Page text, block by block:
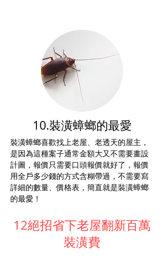
10.裝潢蟑螂的最愛
裝潢蟑螂喜歡找上老屋、老透天的屋主，
是因為這種案子通常金額大又不需要畫設
計圖，報價只需要口頭報價就好了，報價
用全戶多少錢的方式含糊帶過，不需要寫
詳細的數量、價格表，簡直就是裝潢蟑螂
的最愛！
12絕招省下老屋翻新百萬
裝潢費